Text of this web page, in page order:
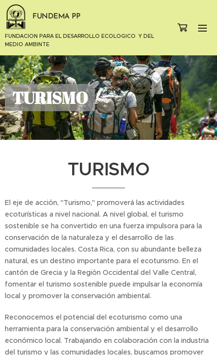
FUNDEMA PP
FUNDACION PARA EL DESARROLLO ECOLOGICO Y DEL
MEDIO AMBINTE
TURISMO
TURISMO
El eje de acción, "Turismo," promoverá las actividades
ecoturísticas a nivel nacional. A nivel global, el turismo
sostenible se ha convertido en una fuerza impulsora para la
conservación de la naturaleza y el desarrollo de las
comunidades locales. Costa Rica, con su abundante belleza
natural, es un destino importante para el ecoturismo. En el
cantón de Grecia y la Región Occidental del Valle Central,
fomentar el turismo sostenible puede impulsar la economía
local y promover la conservación ambiental.
Reconocemos el potencial del ecoturismo como una
herramienta para la conservación ambiental y el desarrollo
económico local. Trabajando en colaboración con la industria
del turismo y las comunidades locales, buscamos promover